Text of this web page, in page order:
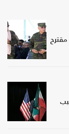
مقترح